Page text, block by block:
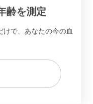
齢を測定
けで、あなたの今の血